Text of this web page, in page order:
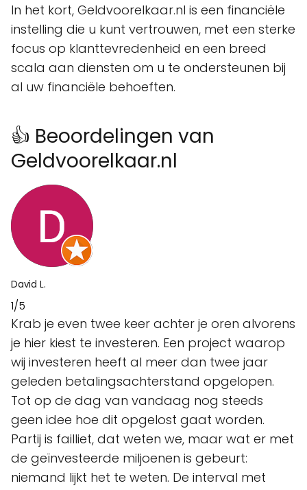
In het kort, Geldvoorelkaar.nl is een financiële
instelling die u kunt vertrouwen, met een sterke
focus op klanttevredenheid en een breed
scala aan diensten om u te ondersteunen bij
al uw financiële behoeften.
👍 Beoordelingen van
Geldvoorelkaar.nl
David L.
1/5
Krab je even twee keer achter je oren alvorens
je hier kiest te investeren. Een project waarop
wij investeren heeft al meer dan twee jaar
geleden betalingsachterstand opgelopen.
Tot op de dag van vandaag nog steeds
geen idee hoe dit opgelost gaat worden.
Partij is failliet, dat weten we, maar wat er met
de geïnvesteerde miljoenen is gebeurt:
niemand lijkt het te weten. De interval met